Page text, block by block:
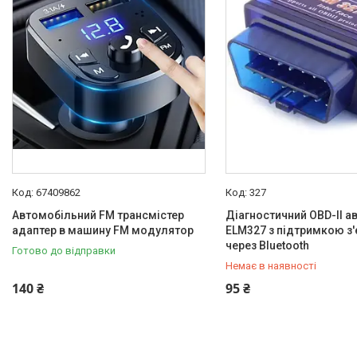
Отзывы
67409862
Автомобільний FM трансмістер
адаптер в машину FM модулятор
Готово до відправки
140 ₴
327
Діагностичний OBD-II
ELM327 з підтримкою
через Bluetooth
Немає в наявності
95 ₴
+380 (95) 129-11-19